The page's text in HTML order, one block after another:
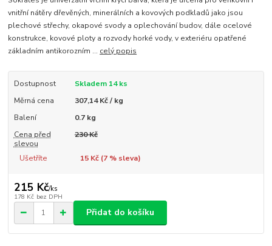
vnitřní nátěry dřevěných, minerálních a kovových podkladů jako jsou
plechové střechy, okapové svody a oplechování budov, dále ocelové
konstrukce, kovové ploty a rozvody horké vody, v exteriéru opatřené
základním antikorozním ... celý popis
Dostupnost
Skladem 14 ks
Měrná cena
307,14 Kč / kg
Balení
0.7 kg
Cena před
slevou
230 Kč
Ušetříte 15 Kč (7% sleva)
215 Kč/ks
178 Kč bez DPH
Přidat do košíku